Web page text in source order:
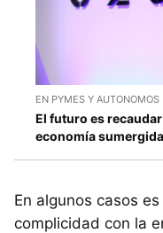
EN PYMES Y AUTONOMOS
El futuro es
economía
En algunos casos
complicidad con la